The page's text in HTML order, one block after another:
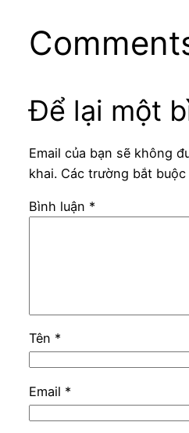
Để lại một
Email của bạn sẽ không
khai. Các trường bắt
Bình luận *
Tên *
Email *